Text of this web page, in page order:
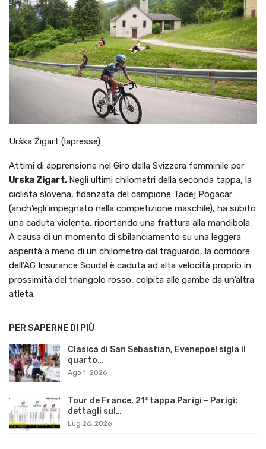
Urška Žigart (lapresse)
Attimi di apprensione nel Giro della Svizzera femminile per
Urska Zigart. Negli ultimi chilometri della seconda tappa, la
ciclista slovena, fidanzata del campione Tadej Pogacar
(anch’egli impegnato nella competizione maschile), ha subito
una caduta violenta, riportando una frattura alla mandibola.
A causa di un momento di sbilanciamento su una leggera
asperità a meno di un chilometro dal traguardo, la corridore
dell’AG Insurance Soudal è caduta ad alta velocità proprio in
prossimità del triangolo rosso, colpita alle gambe da un’altra
atleta.
PER SAPERNE DI PIÙ
Clasica di San Sebastian, Evenepoel sigla il
quarto…
Ago 1, 2026
Tour de France, 21ª tappa Parigi – Parigi:
dettagli sul…
Lug 26, 2026